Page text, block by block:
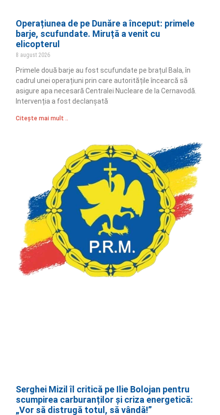
Operațiunea de pe Dunăre a început: primele
barje, scufundate. Miruță a venit cu
elicopterul
8 august 2026
Primele două barje au fost scufundate pe brațul Bala, în
cadrul unei operațiuni prin care autoritățile încearcă să
asigure apa necesară Centralei Nucleare de la Cernavodă.
Intervenția a fost declanșată
Citește mai mult ..
Serghei Mizil îl critică pe Ilie Bolojan pentru
scumpirea carburanților și criza energetică:
„Vor să distrugă totul, să vândă!”